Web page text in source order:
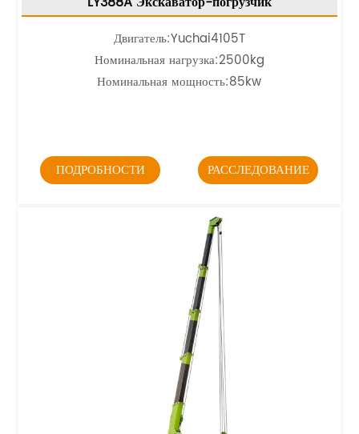
Двигатель:Yuchai4105T
Номинальная нагрузка:2500kg
Номинальная мощность:85kw
ПОДРОБНОСТИ РАССЛЕДОВАНИЕ